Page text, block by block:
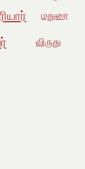
மதுரை
விருது